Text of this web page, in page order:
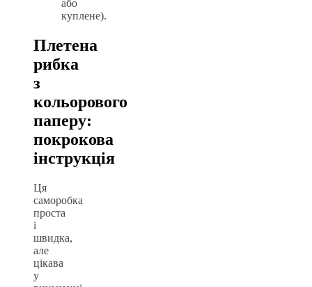
або
куплене).
Плетена
рибка
з
кольорового
паперу:
покрокова
інструкція
Ця
саморобка
проста
і
швидка,
але
цікава
у